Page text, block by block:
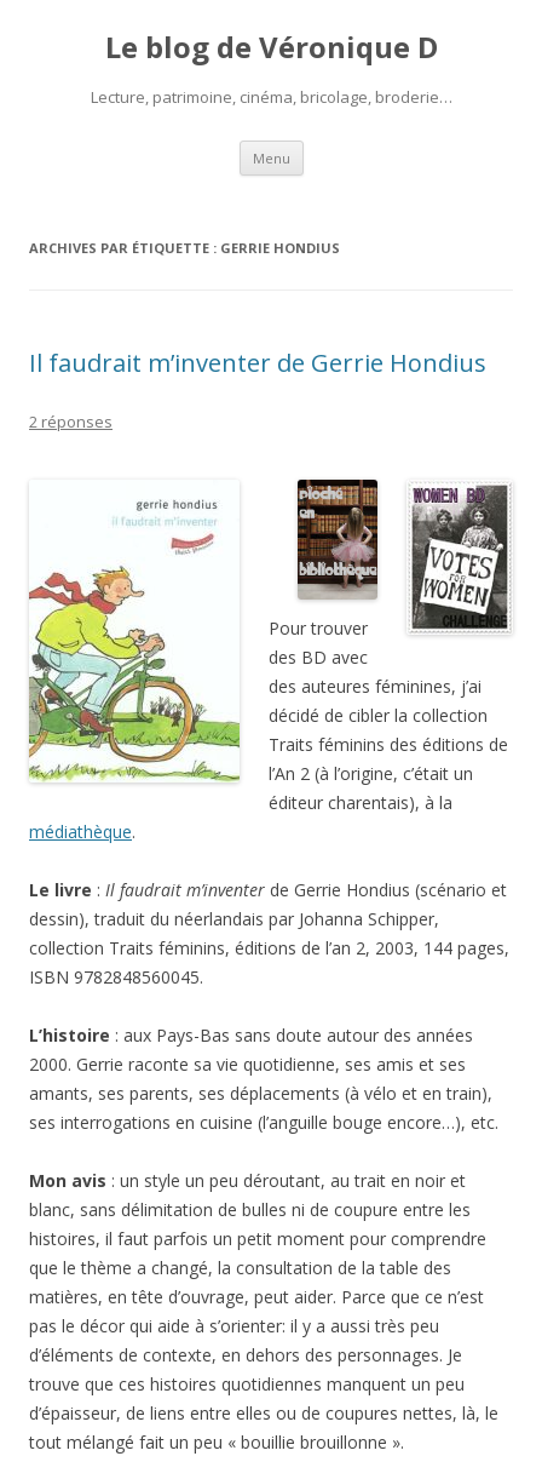
Le blog de Véronique D
Lecture, patrimoine, cinéma, bricolage, broderie…
Menu Aller
contenu
ARCHIVES PAR ÉTIQUETTE : GERRIE HONDIUS
Il faudrait m’inventer de Gerrie Hondius
2 réponses
Pour trouver
des BD avec
des auteures féminines, j’ai
décidé de cibler la collection
Traits féminins des éditions de
l’An 2 (à l’origine, c’était un
éditeur charentais), à la
médiathèque.
Le livre : Il faudrait m’inventer de Gerrie Hondius (scénario et
dessin), traduit du néerlandais par Johanna Schipper,
collection Traits féminins, éditions de l’an 2, 2003, 144 pages,
ISBN 9782848560045.
L’histoire : aux Pays-Bas sans doute autour des années
2000. Gerrie raconte sa vie quotidienne, ses amis et ses
amants, ses parents, ses déplacements (à vélo et en train),
ses interrogations en cuisine (l’anguille bouge encore…), etc.
Mon avis : un style un peu déroutant, au trait en noir et
blanc, sans délimitation de bulles ni de coupure entre les
histoires, il faut parfois un petit moment pour comprendre
que le thème a changé, la consultation de la table des
matières, en tête d’ouvrage, peut aider. Parce que ce n’est
pas le décor qui aide à s’orienter: il y a aussi très peu
d’éléments de contexte, en dehors des personnages. Je
trouve que ces histoires quotidiennes manquent un peu
d’épaisseur, de liens entre elles ou de coupures nettes, là, le
tout mélangé fait un peu « bouillie brouillonne ».